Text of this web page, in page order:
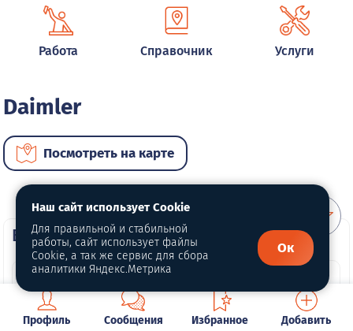
Работа Справочник Услуги
Daimler
Посмотреть на карте
ВИП автомобили
Профиль Сообщения Избранное Добавить
Наш сайт использует Cookie
Для правильной и стабильной
работы, сайт использует файлы
Cookie, а так же сервис для сбора
аналитики Яндекс.Метрика
Ок